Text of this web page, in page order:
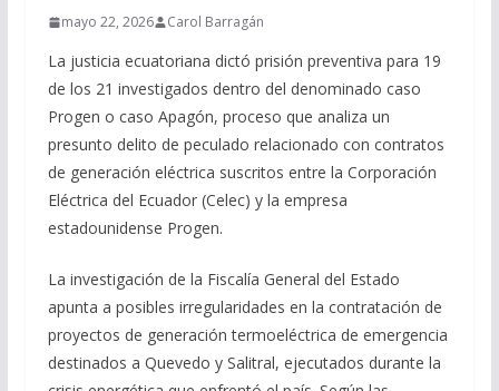
mayo 22, 2026 Carol Barragán
La justicia ecuatoriana dictó prisión preventiva para 19
de los 21 investigados dentro del denominado caso
Progen o caso Apagón, proceso que analiza un
presunto delito de peculado relacionado con contratos
de generación eléctrica suscritos entre la Corporación
Eléctrica del Ecuador (Celec) y la empresa
estadounidense Progen.
La investigación de la Fiscalía General del Estado
apunta a posibles irregularidades en la contratación de
proyectos de generación termoeléctrica de emergencia
destinados a Quevedo y Salitral, ejecutados durante la